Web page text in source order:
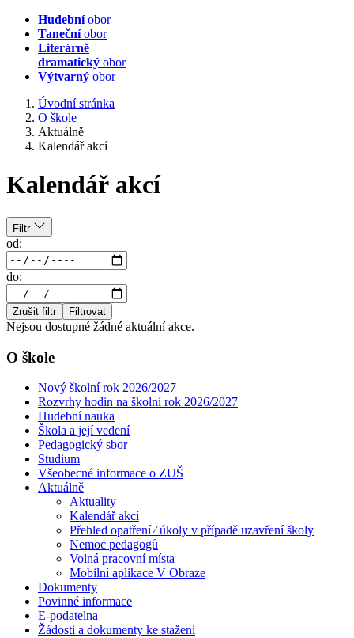
Hudebníobor
Tanečníobor
Literárně
dramatický obor
Výtvarný obor
Úvodní stránka
O škole
Aktuálně
Kalendář akcí
Kalendář akcí
Filtr
od:
do:
Zrušit filtr Filtrovat
Nejsou dostupné žádné aktuální akce.
O škole
Nový školní rok 2026/2027
Rozvrhy hodin na školní rok 2026/2027
Hudební nauka
Škola a její vedení
Pedagogický sbor
Studium
Všeobecné informace o ZUŠ
Aktuálně
Aktuality
Kalendář akcí
Přehled opatření ⁄ úkoly v případě uzavření školy
Nemoc pedagogů
Volná pracovní místa
Mobilní aplikace V Obraze
Dokumenty
Povinné informace
E-podatelna
Žádosti a dokumenty ke stažení